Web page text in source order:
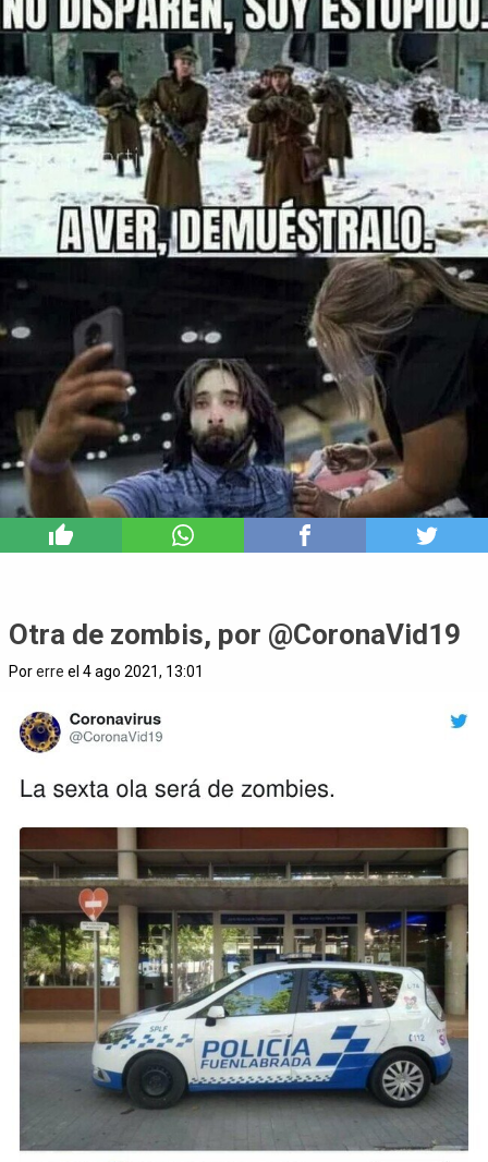
Otra de zombis, por @CoronaVid19
Porerre el 4 ago 2021, 13:01